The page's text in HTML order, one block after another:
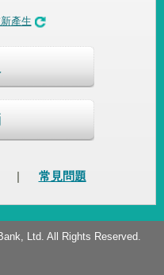
產生
| 常見問題
Ltd. All Rights Reserved.